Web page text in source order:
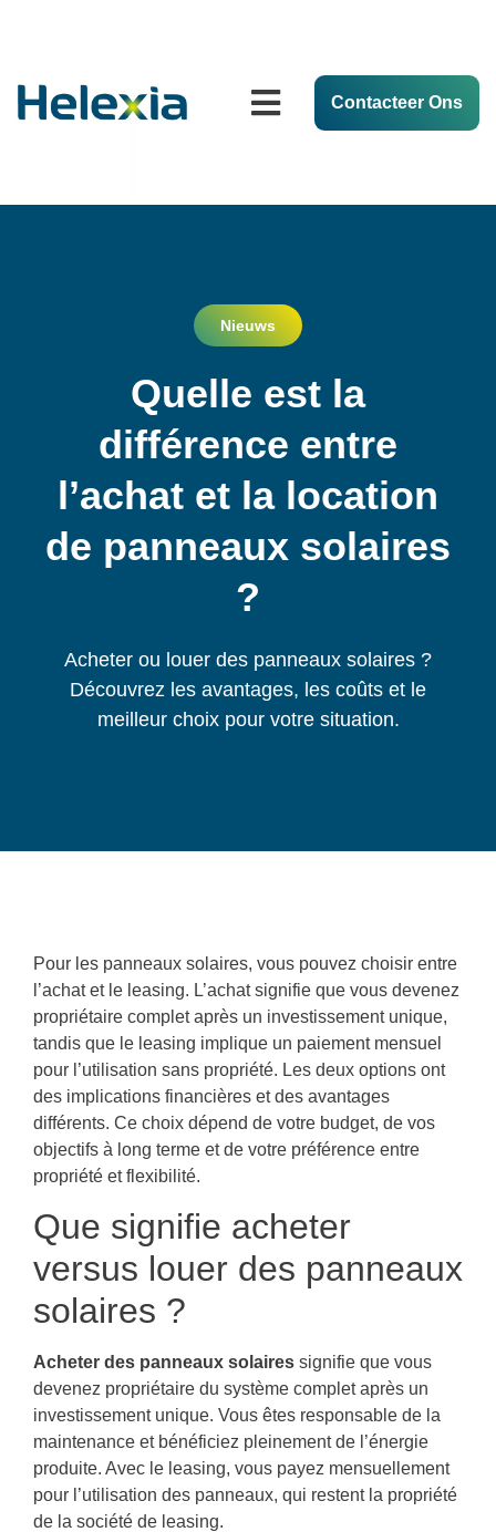
Contacteer Ons
Nieuws
Quelle est la
différence entre
l’achat et la location
de panneaux solaires
?
Acheter ou louer des panneaux solaires ?
Découvrez les avantages, les coûts et le
meilleur choix pour votre situation.
Pour les panneaux solaires, vous pouvez choisir entre
l’achat et le leasing. L’achat signifie que vous devenez
propriétaire complet après un investissement unique,
tandis que le leasing implique un paiement mensuel
pour l’utilisation sans propriété. Les deux options ont
des implications financières et des avantages
différents. Ce choix dépend de votre budget, de vos
objectifs à long terme et de votre préférence entre
propriété et flexibilité.
Que signifie acheter
versus louer des panneaux
solaires ?
Acheter des panneaux solaires signifie que vous
devenez propriétaire du système complet après un
investissement unique. Vous êtes responsable de la
maintenance et bénéficiez pleinement de l’énergie
produite. Avec le leasing, vous payez mensuellement
pour l’utilisation des panneaux, qui restent la propriété
de la société de leasing.